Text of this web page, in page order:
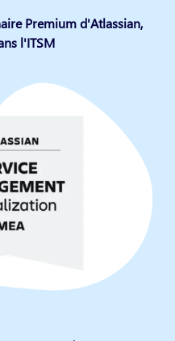
Premium d'Atlassian,
l'ITSM